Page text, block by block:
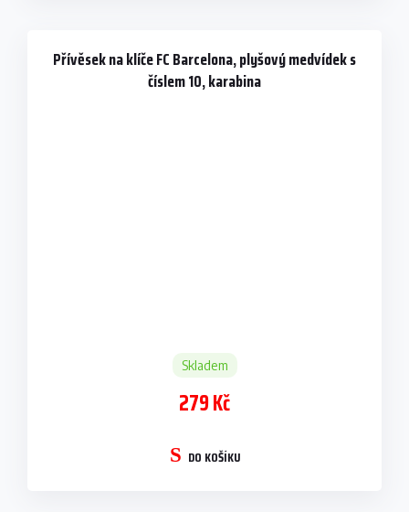
Přívěsek na klíče FC Barcelona, plyšový medvídek s
číslem 10, karabina
Skladem
279 Kč
DO KOŠÍKU